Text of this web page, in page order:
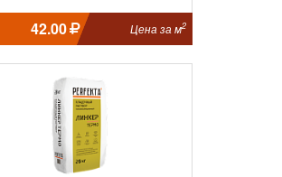
42.00 Цена за м2